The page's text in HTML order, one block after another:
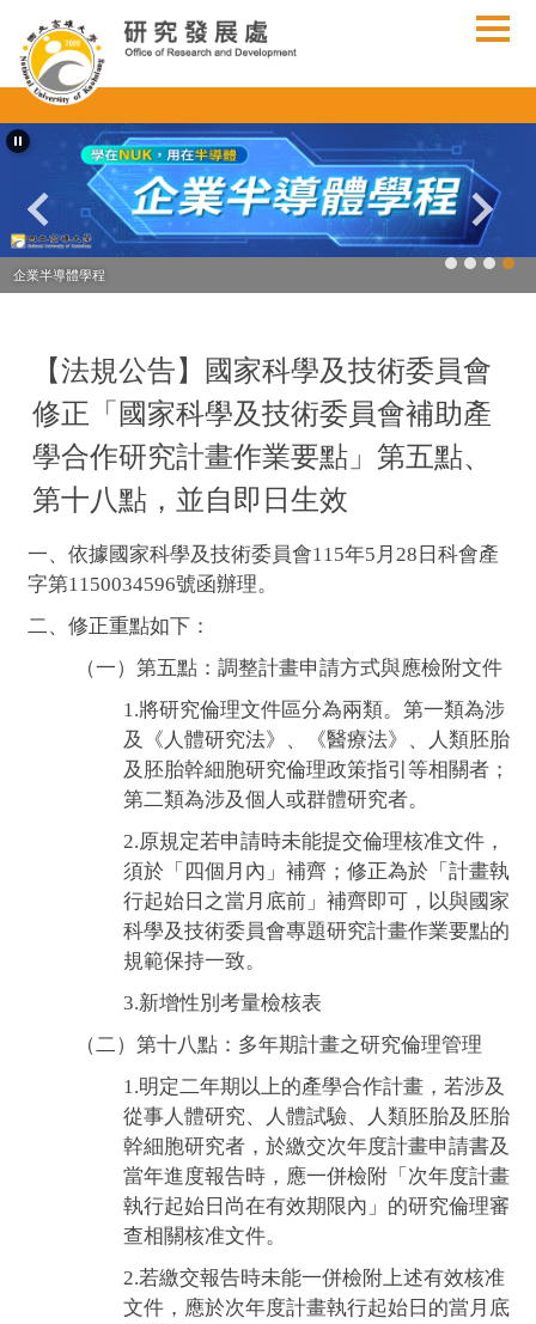
到
主
要
內
容
企業半導體學程
【法規公告】國家科學及技術委員會
修正「國家科學及技術委員會補助產
學合作研究計畫作業要點」第五點、
第十八點，並自即日生效
一、依據國家科學及技術委員會115年5月28日科會產
字第1150034596號函辦理。
二、修正重點如下：
（一）第五點：調整計畫申請方式與應檢附文件
1.將研究倫理文件區分為兩類。第一類為涉
及《人體研究法》、《醫療法》、人類胚胎
及胚胎幹細胞研究倫理政策指引等相關者；
第二類為涉及個人或群體研究者。
2.原規定若申請時未能提交倫理核准文件，
須於「四個月內」補齊；修正為於「計畫執
行起始日之當月底前」補齊即可，以與國家
科學及技術委員會專題研究計畫作業要點的
規範保持一致。
3.新增性別考量檢核表
（二）第十八點：多年期計畫之研究倫理管理
1.明定二年期以上的產學合作計畫，若涉及
從事人體研究、人體試驗、人類胚胎及胚胎
幹細胞研究者，於繳交次年度計畫申請書及
當年進度報告時，應一併檢附「次年度計畫
執行起始日尚在有效期限內」的研究倫理審
查相關核准文件。
2.若繳交報告時未能一併檢附上述有效核准
文件，應於次年度計畫執行起始日的當月底